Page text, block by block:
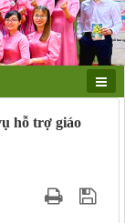
hỗ trợ giáo